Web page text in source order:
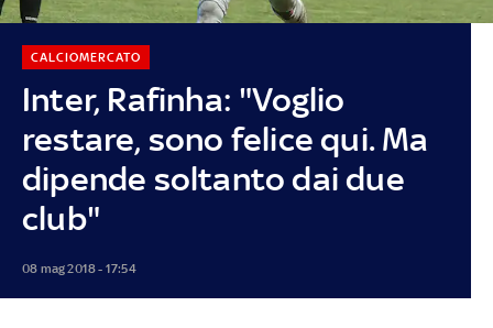
Inter, Rafinha: "Voglio
restare, sono felice qui. Ma
dipende soltanto dai due
club"
CALCIOMERCATO
08 mag 2018 - 17:54